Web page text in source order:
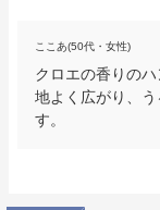
ここあ(50代・女性)
クロエの香りの
地よく広がり、
す。